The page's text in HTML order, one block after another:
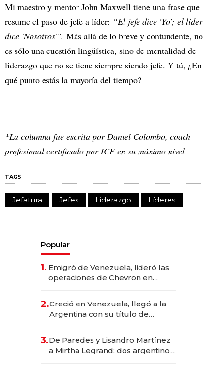
Mi maestro y mentor John Maxwell tiene una frase que
resume el paso de jefe a líder: “El jefe dice 'Yo'; el líder
dice 'Nosotros'". Más allá de lo breve y contundente, no
es sólo una cuestión lingüística, sino de mentalidad de
liderazgo que no se tiene siempre siendo jefe. Y tú, ¿En
qué punto estás la mayoría del tiempo?
*La columna fue escrita por Daniel Colombo, coach
profesional certificado por ICF en su máximo nivel
TAGS
Jefatura Jefes Liderazgo Líderes
Popular
1. Emigró de Venezuela, lideró las
operaciones de Chevron en
2.Creció en Venezuela, llegó a la
Argentina con su título de
las marcas "fast premium"
3.De Paredes y Lisandro Martínez
a Mirtha Legrand: dos argentinos